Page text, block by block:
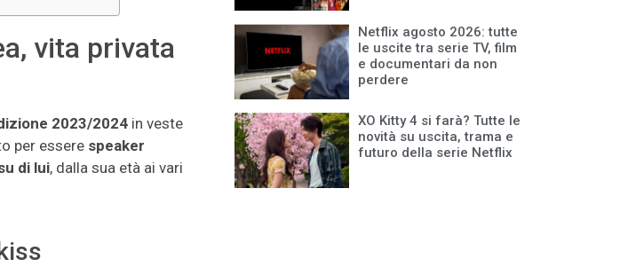
vita privata
2023/2024 in veste
per essere speaker
di lui, dalla sua età ai vari
Netflix agosto 2026: tutte
le uscite tra serie TV, film
e documentari da non
perdere
XO Kitty 4 si farà? Tutte le
novità su uscita, trama e
futuro della serie Netflix